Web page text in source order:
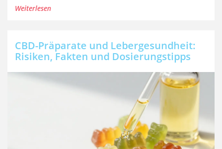
Weiterlesen
CBD-Präparate und Lebergesundheit:
Risiken, Fakten und Dosierungstipps